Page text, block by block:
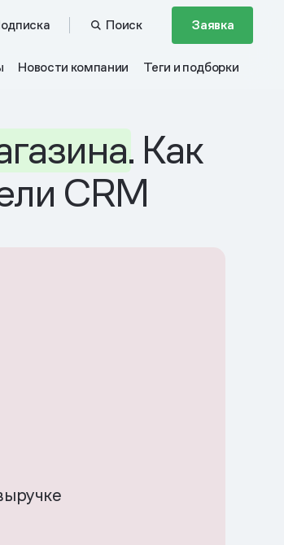
Поиск Заявка
Новости компании Теги и подборки
. Как
CRM